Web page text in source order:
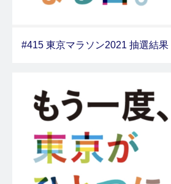
#415 東京マラソン2021 抽選結果